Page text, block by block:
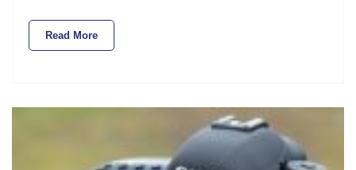
Read More